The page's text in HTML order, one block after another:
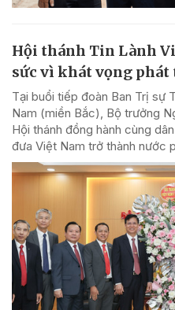
Hội thánh Tin Lành
sức vì khát vọng
Tại buổi tiếp đoàn Ban Trị sự
Nam (miền Bắc), Bộ trưởng
Hội thánh đồng hành cùng
đưa Việt Nam trở thành nước